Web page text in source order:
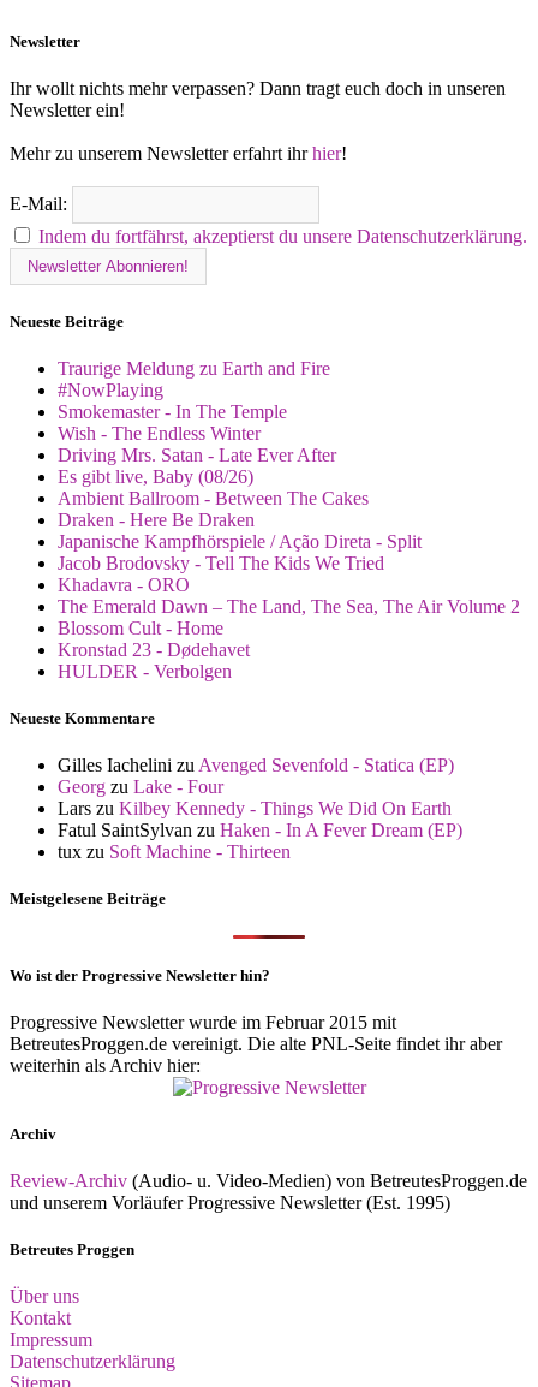
Newsletter
Ihr wollt nichts mehr verpassen? Dann tragt euch doch in unseren
Newsletter ein!
Mehr zu unserem Newsletter erfahrt ihrhier!
E-Mail:
Indem du fortfährst, akzeptierst du unsere Datenschutzerklärung.
Neueste Beiträge
Traurige Meldung zu Earth and Fire
#NowPlaying
Smokemaster - In The Temple
Wish - The Endless Winter
Driving Mrs. Satan - Late Ever After
Es gibt live, Baby (08/26)
Ambient Ballroom - Between The Cakes
Draken - Here Be Draken
Japanische Kampfhörspiele / Ação Direta - Split
Jacob Brodovsky - Tell The Kids We Tried
Khadavra - ORO
The Emerald Dawn – The Land, The Sea, The Air Volume 2
Blossom Cult - Home
Kronstad 23 - Dødehavet
HULDER - Verbolgen
Neueste Kommentare
Gilles Iachelini zu Avenged Sevenfold - Statica (EP)
Georg zu Lake - Four
Lars zu Kilbey Kennedy - Things We Did On Earth
Fatul SaintSylvan zu Haken - In A Fever Dream (EP)
tux zu Soft Machine - Thirteen
Meistgelesene Beiträge
Wo ist der Progressive Newsletter hin?
Progressive Newsletter wurde im Februar 2015 mit
BetreutesProggen.de vereinigt. Die alte PNL-Seite findet ihr aber
weiterhin als Archiv hier:
Archiv
Review-Archiv (Audio- u. Video-Medien) von BetreutesProggen.de
und unserem Vorläufer Progressive Newsletter (Est. 1995)
Betreutes Proggen
Über uns
Kontakt
Impressum
Datenschutzerklärung